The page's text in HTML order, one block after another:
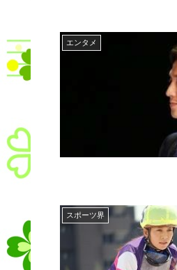
エンタメ
スポーツ界